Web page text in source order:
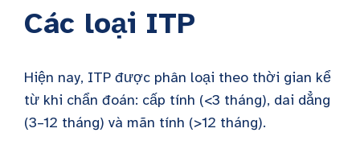
Các loại ITP
Hiện nay, ITP được phân loại theo thời gian kể
từ khi chẩn đoán: cấp tính (<3 tháng), dai dẳng
(3–12 tháng) và mãn tính (>12 tháng).